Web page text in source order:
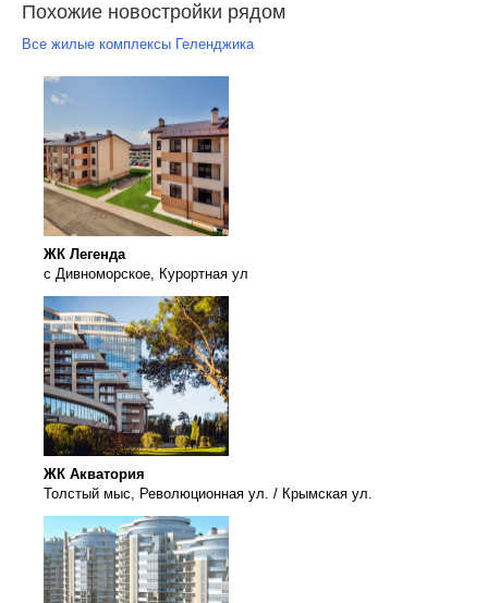
Похожие новостройки рядом
Все жилые комплексы Геленджика
ЖК Легенда
с Дивноморское, Курортная ул
ЖК Акватория
Толстый мыс, Революционная ул. / Крымская ул.